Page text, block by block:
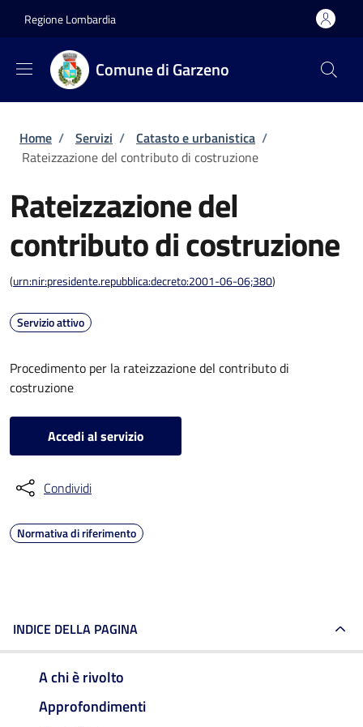
Regione Lombardia
Comune di Garzeno
Briciole di pane
Home / Servizi / Catasto e urbanistica /
Rateizzazione del contributo di costruzione
Rateizzazione del
contributo di costruzione
(urn:nir:presidente.repubblica:decreto:2001-06-06;380)
Servizio attivo
Procedimento per la rateizzazione del contributo di
costruzione
Accedi al servizio
Condividi
Normativa di riferimento
INDICE DELLA PAGINA
A chi è rivolto
Approfondimenti